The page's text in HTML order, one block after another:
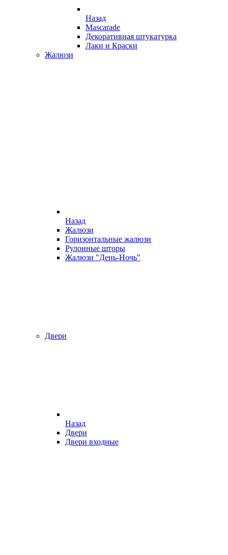
Назад
Mascarade
Декоративная штукатурка
Лаки и Краски
Жалюзи
Назад
Жалюзи
Горизонтальные жалюзи
Рулонные шторы
Жалюзи "День-Ночь"
Двери
Назад
Двери
Двери входные